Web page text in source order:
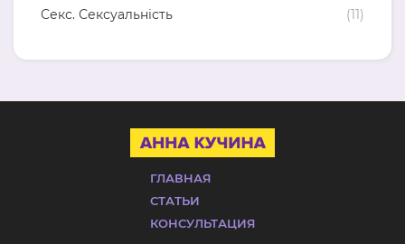
Секс. Сексуальність (11)
ГЛАВНАЯ
СТАТЬИ
КОНСУЛЬТАЦИЯ